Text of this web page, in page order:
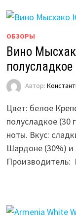
ОБЗОРЫ
Вино
полусладкое
Автор:
Цвет: белое
полусладкое (30
ноты. Вкус:
Шардоне (30%) и
Производитель: